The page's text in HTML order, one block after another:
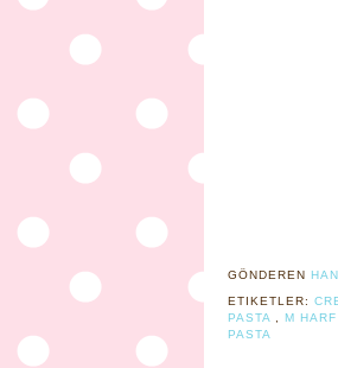
GÖNDEREN
ETIKETLER:
PASTA
M
PASTA